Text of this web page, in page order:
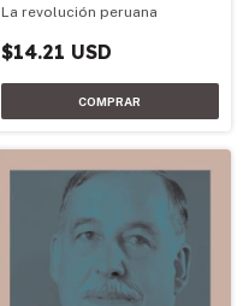
La revolución peruana
$14.21 USD